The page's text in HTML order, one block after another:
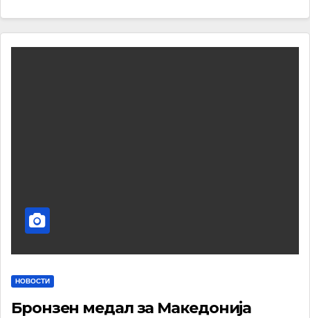
НОВОСТИ
Бронзен медал за Македонија